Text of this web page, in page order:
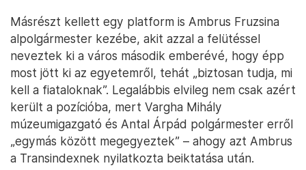
Másrészt kellett egy platform is Ambrus Fruzsina
alpolgármester kezébe, akit azzal a felütéssel
neveztek ki a város második emberévé, hogy épp
most jött ki az egyetemről, tehát „biztosan tudja, mi
kell a fiataloknak”. Legalábbis elvileg nem csak azért
került a pozícióba, mert Vargha Mihály
múzeumigazgató és Antal Árpád polgármester erről
„egymás között megegyeztek” – ahogy azt Ambrus
a Transindexnek nyilatkozta beiktatása után.